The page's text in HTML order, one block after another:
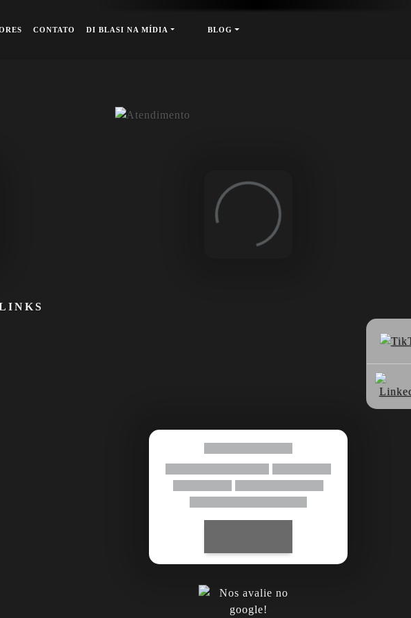
CONTATO DI BLASI NA MÍDIA BLOG
Loading...